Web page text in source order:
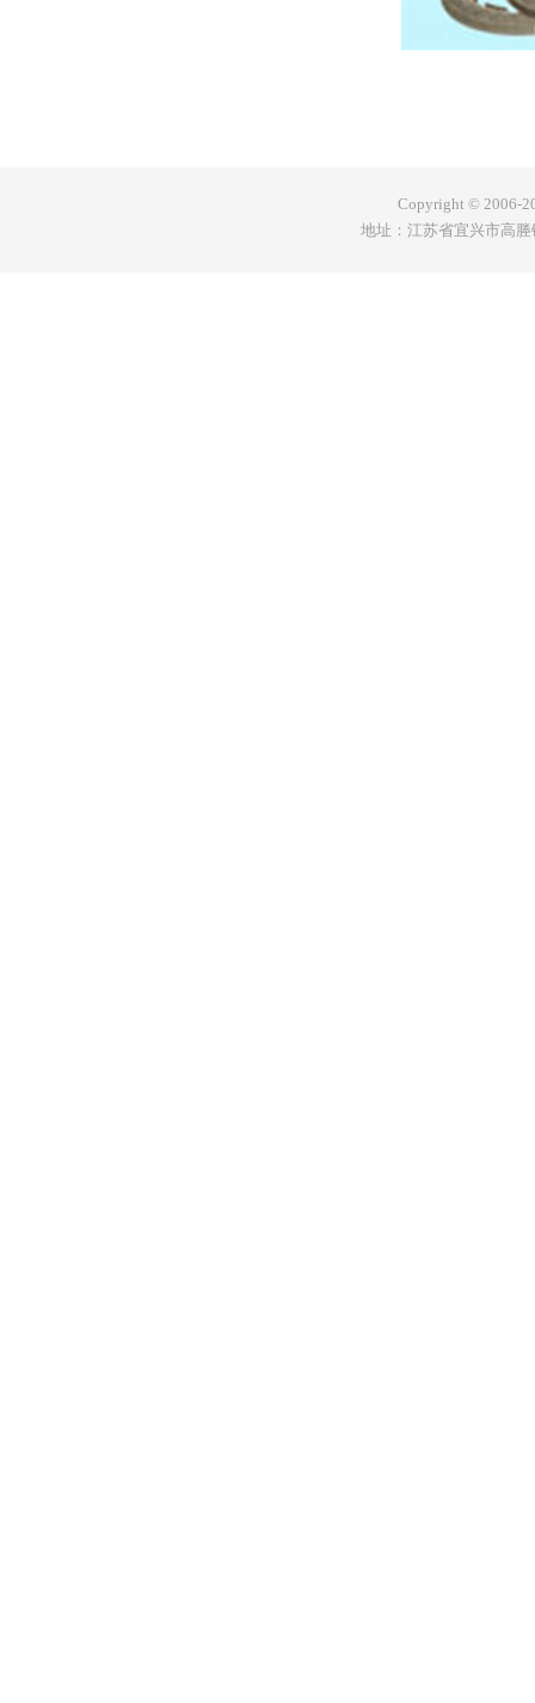
Copyright © 2006-
地址：江苏省宜兴市高